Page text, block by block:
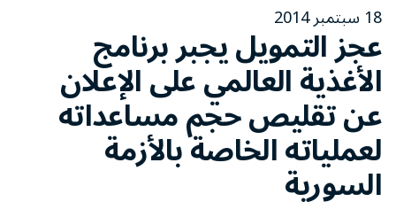
18 سبتمبر 2014
عجز التمويل يجبر برنامج
الأغذية العالمي على الإعلان
عن تقليص حجم مساعداته
لعملياته الخاصة بالأزمة
السورية